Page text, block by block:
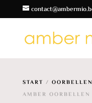
START / OORBELLEN
AMBER OORBELLEN